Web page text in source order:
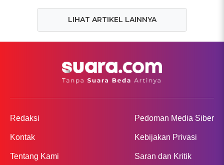
LIHAT ARTIKEL LAINNYA
Redaksi
Kontak
Tentang Kami
Pedoman Media Siber
Kebijakan Privasi
Saran dan Kritik